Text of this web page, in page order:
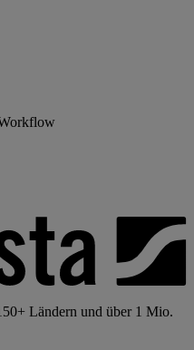
Ländern und über 1 Mio.